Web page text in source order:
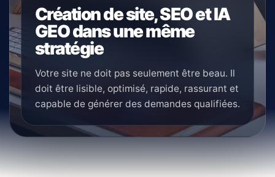
Création de site, SEO et IA
GEO dans une même
stratégie
Votre site ne doit pas seulement être beau. Il
doit être lisible, optimisé, rapide, rassurant et
capable de générer des demandes qualifiées.